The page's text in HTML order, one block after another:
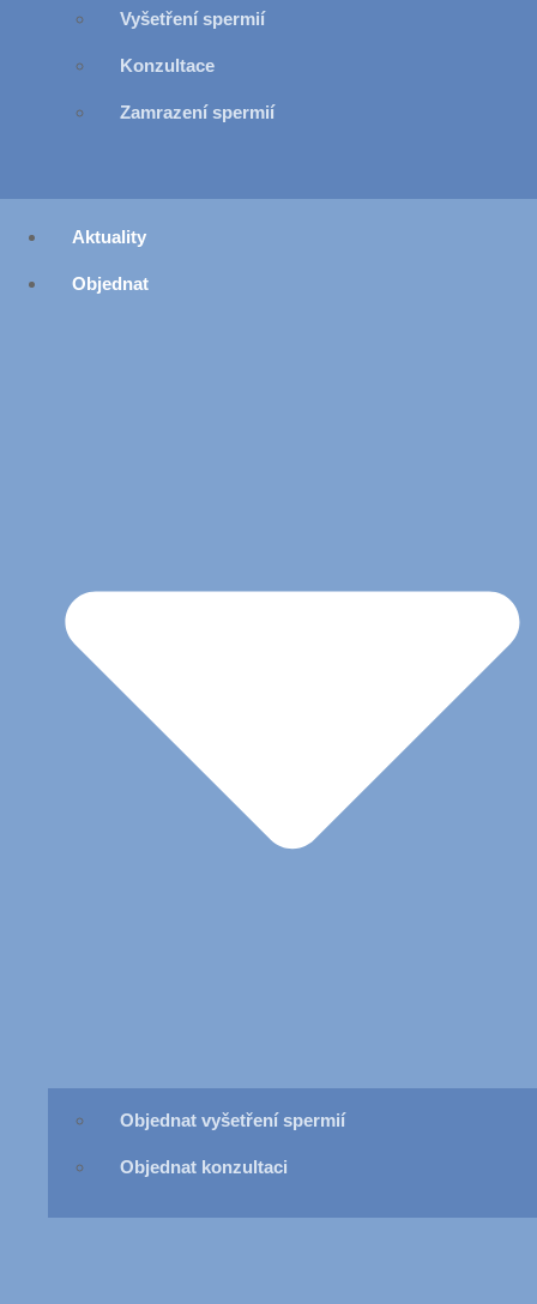
Vyšetření spermií
Konzultace
Zamrazení spermií
Aktuality
Objednat
Objednat vyšetření spermií
Objednat konzultaci